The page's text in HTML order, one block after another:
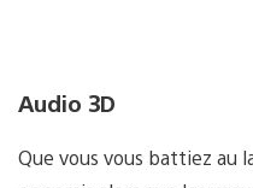
Audio 3D
Que vous vous battiez au